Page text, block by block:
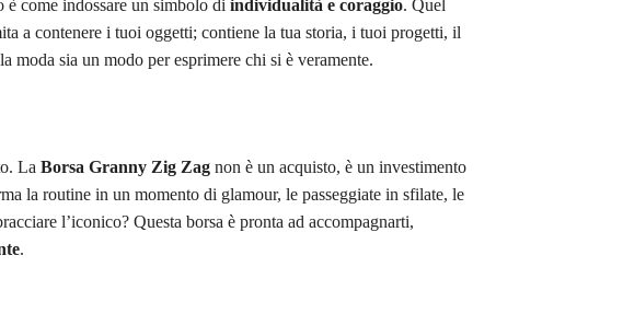
come indossare un simbolo di individualità e coraggio. Quel
a contenere i tuoi oggetti; contiene la tua storia, i tuoi progetti, il
sia un modo per esprimere chi si è veramente.
La Borsa Granny Zig Zagnon è un acquisto, è un investimento
la routine in un momento di glamour, le passeggiate in sfilate, le
l’iconico? Questa borsa è pronta ad accompagnarti,
.